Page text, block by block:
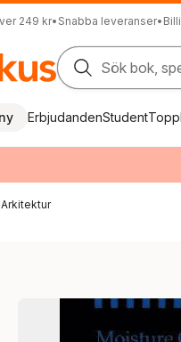
249 kr• Snabba leveranser•
Sök bok,
ErbjudandenStudent
Arkitektur